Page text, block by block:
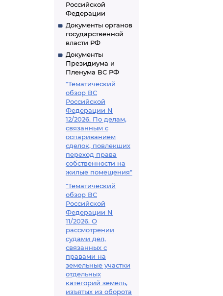
Российской
Федерации
Документы органов
государственной
власти РФ
Документы
Президиума и
Пленума ВС РФ
"Тематический
обзор ВС
Российской
Федерации N
12/2026. По делам,
связанным с
оспариванием
сделок, повлекших
переход права
собственности на
жилые помещения"
"Тематический
обзор ВС
Российской
Федерации N
11/2026. О
рассмотрении
судами дел,
связанных с
правами на
земельные участки
отдельных
категорий земель,
изъятых из оборота